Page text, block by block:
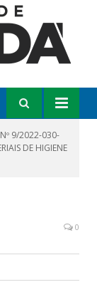
Nº 9/2022-030-
DE HIGIENE
0